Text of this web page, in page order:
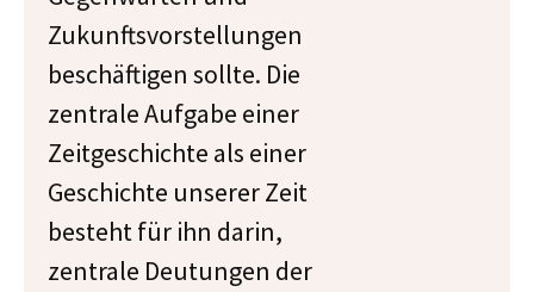
Zukunftsvorstellungen
beschäftigen sollte. Die
zentrale Aufgabe einer
Zeitgeschichte als einer
Geschichte unserer Zeit
besteht für ihn darin,
zentrale Deutungen der